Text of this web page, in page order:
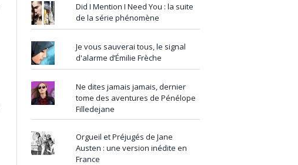
Did I Mention I Need You : la suite
de la série phénomène
Je vous sauverai tous, le signal
d'alarme d’Émilie Frèche
Ne dites jamais jamais, dernier
tome des aventures de Pénélope
Filledejane
Orgueil et Préjugés de Jane
Austen : une version inédite en
France